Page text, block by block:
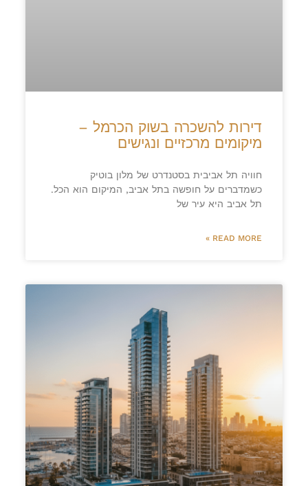
דירות להשכרה בשוק הכרמל –
מיקומים מרכזיים ונגישים
חוויה תל אביבית בסטנדרט של מלון בוטיק
כשמדברים על חופשה בתל אביב, המיקום הוא הכל.
תל אביב היא עיר של
READ MORE »